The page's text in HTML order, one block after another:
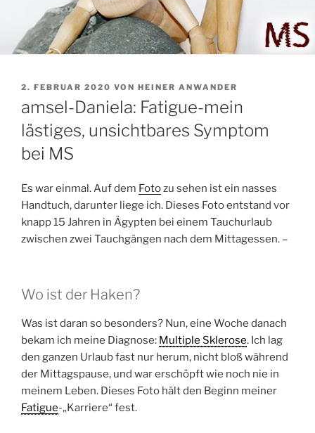
VERÖFFENTLICHT
2. FEBRUAR 2020 VON HEINER ANWANDER
amsel-Daniela: Fatigue-mein
lästiges, unsichtbares Symptom
bei MS
Es war einmal. Auf dem Fotozu sehen ist ein nasses
Handtuch, darunter liege ich. Dieses Foto entstand vor
knapp 15 Jahren in Ägypten bei einem Tauchurlaub
zwischen zwei Tauchgängen nach dem Mittagessen. –
Wo ist der Haken?
Was ist daran so besonders? Nun, eine Woche danach
bekam ich meine Diagnose: Multiple Sklerose. Ich lag
den ganzen Urlaub fast nur herum, nicht bloß während
der Mittagspause, und war erschöpft wie noch nie in
meinem Leben. Dieses Foto hält den Beginn meiner
Fatigue-„Karriere“ fest.